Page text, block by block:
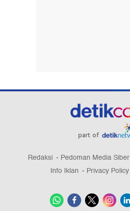
part of
Redaksi Pedoman Media Siber
Info Iklan
Privacy Policy